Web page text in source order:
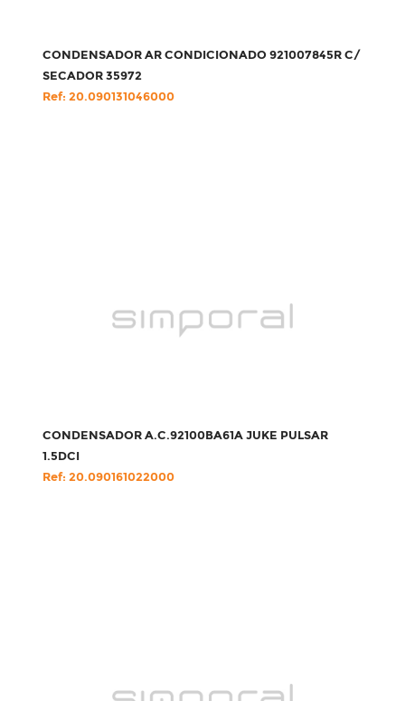
CONDENSADOR AR CONDICIONADO 921007845R C/
SECADOR 35972
Ref: 20.090131046000
CONDENSADOR A.C.92100BA61A JUKE PULSAR
1.5DCI
Ref: 20.090161022000